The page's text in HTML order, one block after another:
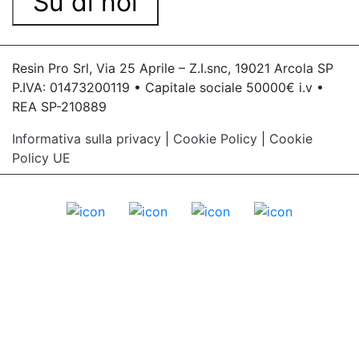
Resin Pro Srl, Via 25 Aprile – Z.I.snc, 19021 Arcola SP
P.IVA: 01473200119 • Capitale sociale 50000€ i.v •
REA SP-210889
Informativa sulla privacy
Cookie Policy
Cookie
Policy UE